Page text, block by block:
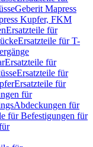
Geberit Mapress
Kupfer, FKM
Ersatzteile für
Ersatzteile für T-
Ersatzteile für
Ersatzteile für
Ersatzteile für
für
Abdeckungen für
für Befestigungen für